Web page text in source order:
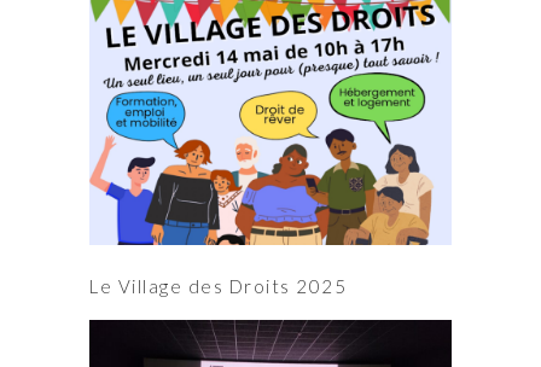
Le Village des Droits 2025